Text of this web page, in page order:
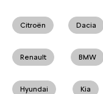
Citroën Dacia
Renault BMW
Hyundai Kia